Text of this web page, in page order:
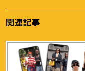
関連記事